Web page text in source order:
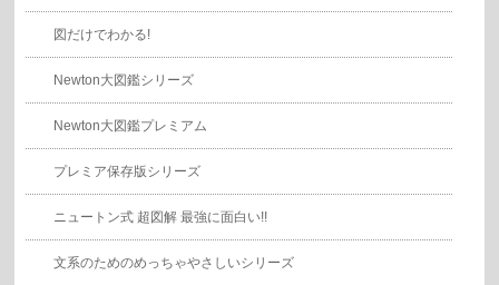
図だけでわかる!
Newton大図鑑シリーズ
Newton大図鑑プレミアム
プレミア保存版シリーズ
ニュートン式 超図解 最強に面白い!!
文系のためのめっちゃやさしいシリーズ